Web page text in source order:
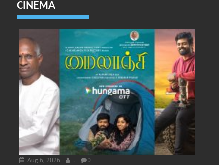
CINEMA
Aug 6, 2026 . 0